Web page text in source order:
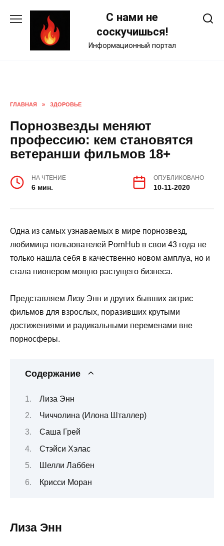
С нами не
соскучишься!
Информационный портал
ГЛАВНАЯ » ЗДОРОВЬЕ
Порнозвезды меняют
профессию: кем становятся
ветеранши фильмов 18+
НА ЧТЕНИЕ
6 мин.
ОПУБЛИКОВАНО
10-11-2020
Одна из самых узнаваемых в мире порнозвезд,
любимица пользователей PornHub в свои 43 года не
только нашла себя в качественно новом амплуа, но и
стала пионером мощно растущего бизнеса.
Представляем Лизу Энн и других бывших актрис
фильмов для взрослых, поразивших крутыми
достижениями и радикальными переменами вне
порносферы.
Содержание
Лиза Энн
Чиччолина (Илона Шталлер)
Саша Грей
Стэйси Хэлас
Шелли Лаббен
Крисси Моран
Лиза Энн